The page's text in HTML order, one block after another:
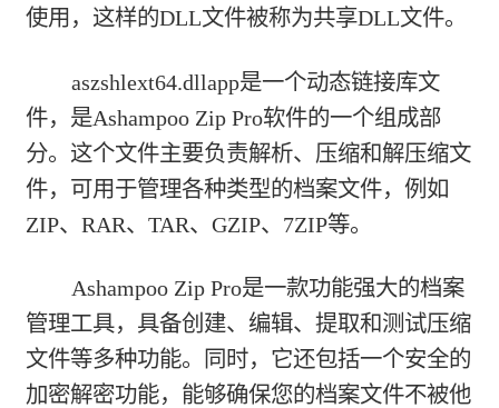
使用，这样的DLL文件被称为共享DLL文件。
aszshlext64.dllapp是一个动态链接库文
件，是Ashampoo Zip Pro软件的一个组成部
分。这个文件主要负责解析、压缩和解压缩文
件，可用于管理各种类型的档案文件，例如
ZIP、RAR、TAR、GZIP、7ZIP等。
Ashampoo Zip Pro是一款功能强大的档案
管理工具，具备创建、编辑、提取和测试压缩
文件等多种功能。同时，它还包括一个安全的
加密解密功能，能够确保您的档案文件不被他